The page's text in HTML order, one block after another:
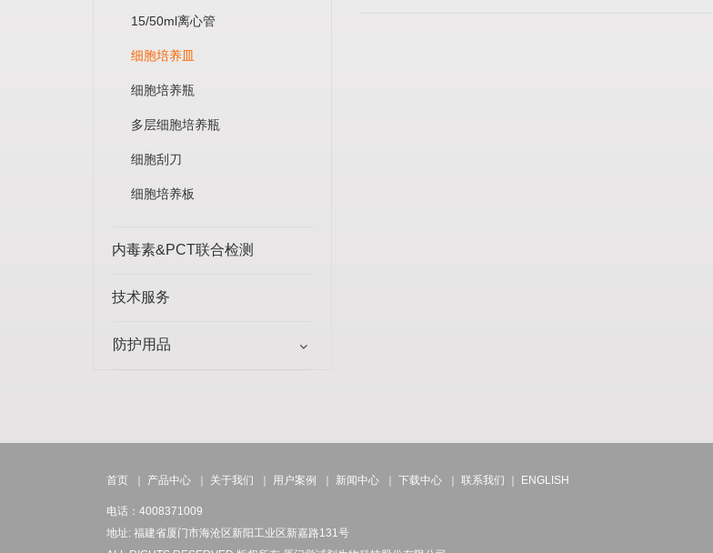
15/50ml离心管
细胞培养皿
细胞培养瓶
多层细胞培养瓶
细胞刮刀
细胞培养板
内毒素&PCT联合检测
技术服务
防护用品
首页 产品中心 关于我们 用户案例 新闻中心 下载中心 联系我们 ENGLISH
电话：4008371009
地址: 福建省厦门市海沧区新阳工业区新嘉路131号